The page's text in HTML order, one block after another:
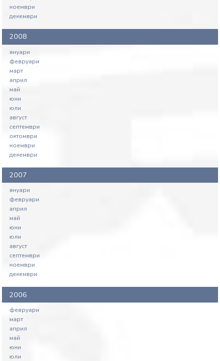
ноември
декември
2008
януари
февруари
март
април
май
юни
юли
август
септември
октомври
ноември
декември
2007
януари
февруари
април
май
юни
юли
август
септември
ноември
декември
2006
февруари
март
април
май
юни
юли